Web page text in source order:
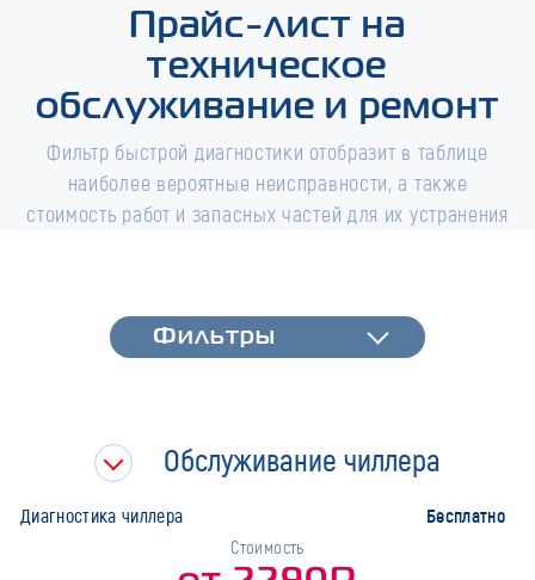
Прайс-лист на
техническое
обслуживание и ремонт
Фильтр быстрой диагностики отобразит в таблице
наиболее вероятные неисправности, а также
стоимость работ и запасных частей для их устранения
Фильтры
Марка
Фильтры
Обслуживание чиллера
Диагностика чиллера Бесплатно
Стоимость